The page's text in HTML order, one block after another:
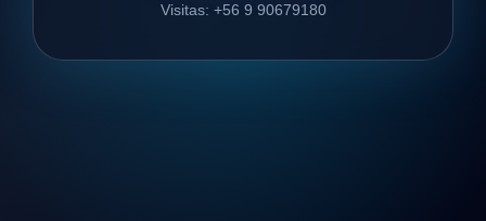
Visitas: +56 9 90679180